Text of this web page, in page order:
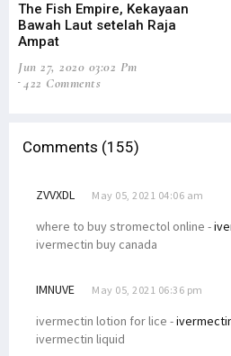
The Fish Empire, Kekayaan
Bawah Laut setelah Raja
Ampat
Jun 27, 2020 03:02 Pm
422 Comments
Comments (155)
ZVVXDL May 05, 2021 04:06 am
where to buy stromectol online -
ivermectin buy canada
IMNUVE May 05, 2021 06:36 pm
ivermectin lotion for lice -
ivermectin liquid